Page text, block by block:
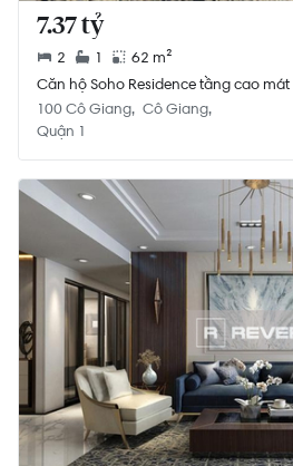
7.37 tỷ
2 1
62 m²
Căn hộ Soho Residence tầng cao
bản.
100 Cô Giang Cô Giang
Quận 1